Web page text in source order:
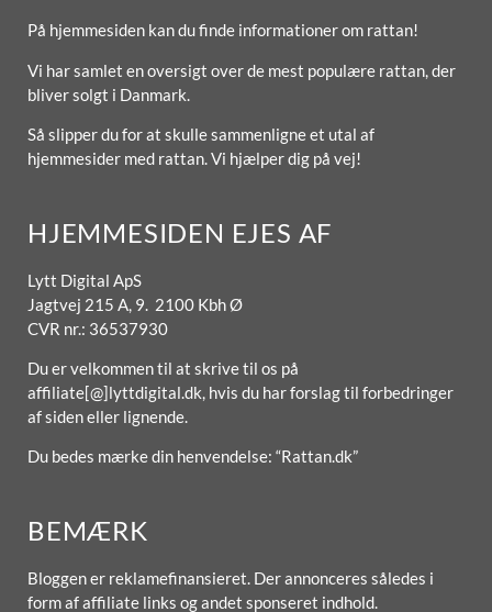
På hjemmesiden kan du finde informationer om rattan!
Vi har samlet en oversigt over de mest populære rattan, der
bliver solgt i Danmark.
Så slipper du for at skulle sammenligne et utal af
hjemmesider med rattan. Vi hjælper dig på vej!
HJEMMESIDEN EJES AF
Lytt Digital ApS
Jagtvej 215 A, 9. 2100 Kbh Ø
CVR nr.: 36537930
Du er velkommen til at skrive til os på
affiliate[@]lyttdigital.dk, hvis du har forslag til forbedringer
af siden eller lignende.
Du bedes mærke din henvendelse: “Rattan.dk”
BEMÆRK
Bloggen er reklamefinansieret. Der annonceres således i
form af affiliate links og andet sponseret indhold.